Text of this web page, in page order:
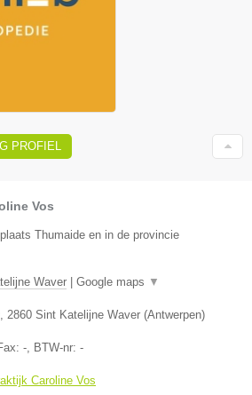
PROFIEL
Vos
Thumaide en in de provincie
Waver Google maps ▼
, 2860 Sint Katelijne Waver (Antwerpen)
-, BTW-nr: -
Caroline Vos